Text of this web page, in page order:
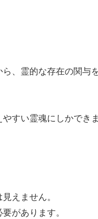
、霊的な存在の関与
すい霊魂にしかできま
えません。
があります。